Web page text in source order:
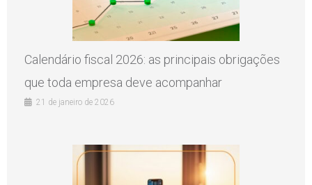
Calendário fiscal 2026: as principais obrigações
que toda empresa deve acompanhar
21 de janeiro de 2026